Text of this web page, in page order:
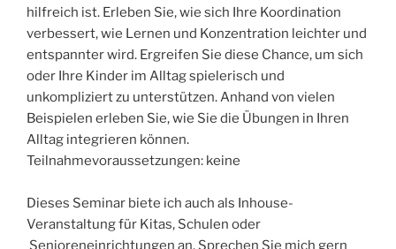
hilfreich ist. Erleben Sie, wie sich Ihre Koordination
verbessert, wie Lernen und Konzentration leichter und
entspannter wird. Ergreifen Sie diese Chance, um sich
oder Ihre Kinder im Alltag spielerisch und
unkompliziert zu unterstützen. Anhand von vielen
Beispielen erleben Sie, wie Sie die Übungen in Ihren
Alltag integrieren können.
Teilnahmevoraussetzungen: keine
Dieses Seminar biete ich auch als Inhouse-
Veranstaltung für Kitas, Schulen oder
Senioreneinrichtungen an. Sprechen Sie mich gern